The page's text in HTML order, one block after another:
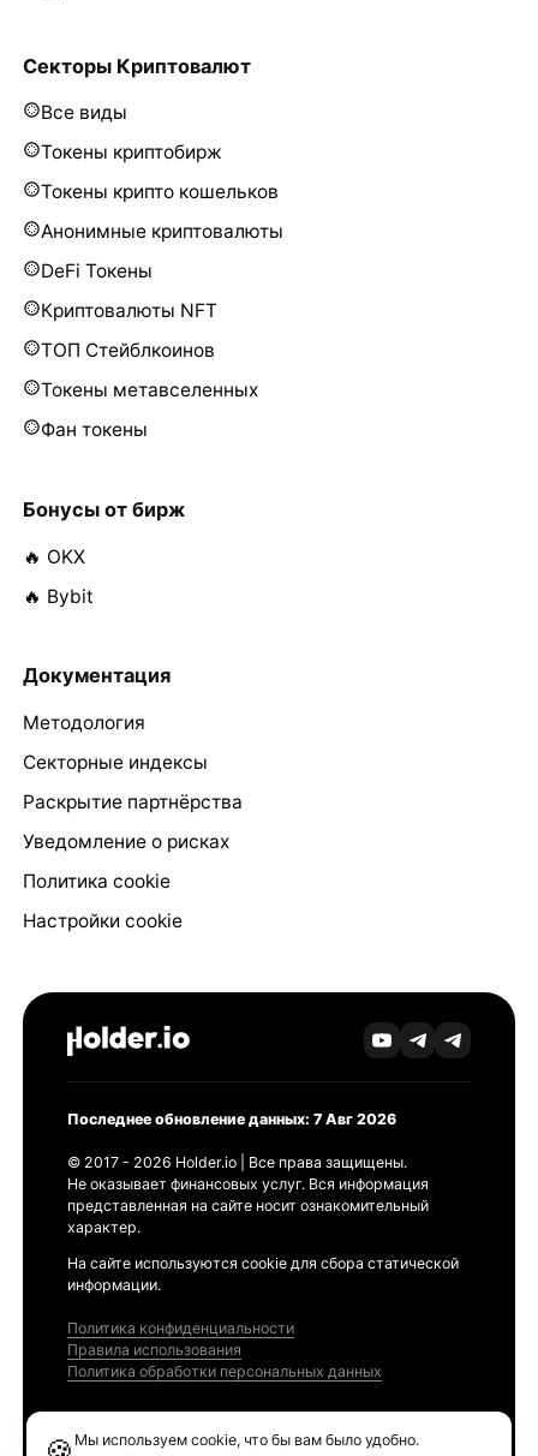
Секторы Криптовалют
Все виды
Токены криптобирж
Токены крипто кошельков
Анонимные криптовалюты
DeFi Токены
Криптовалюты NFT
ТОП Стейблкоинов
Токены метавселенных
Фан токены
Бонусы от бирж
🔥 OKX
🔥 Bybit
Документация
Методология
Секторные индексы
Раскрытие партнёрства
Уведомление о рисках
Политика cookie
Настройки cookie
Последнее обновление данных: 7 Авг 2026
© 2017 - 2026 Holder.io | Все права защищены.
Не оказывает финансовых услуг. Вся информация
представленная на сайте носит ознакомительный
характер.
На сайте используются cookie для сбора статической
информации.
Политика конфиденциальности
Правила использования
Политика обработки персональных данных
Мы используем cookie, что бы вам было удобно.